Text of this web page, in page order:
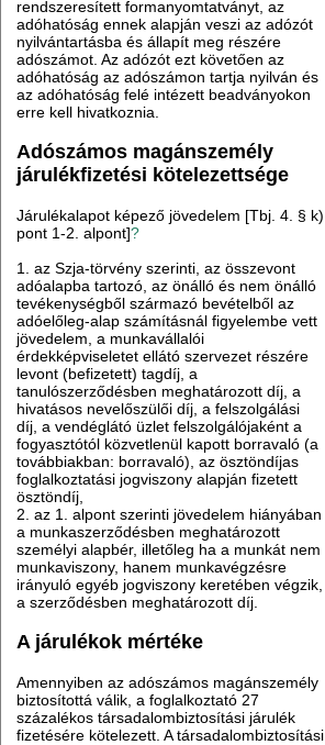
rendszeresített formanyomtatványt, az
adóhatóság ennek alapján veszi az adózót
nyilvántartásba és állapít meg részére
adószámot. Az adózót ezt követően az
adóhatóság az adószámon tartja nyilván és
az adóhatóság felé intézett beadványokon
erre kell hivatkoznia.
Adószámos magánszemély
járulékfizetési kötelezettsége
Járulékalapot képező jövedelem [Tbj. 4. § k)
pont 1-2. alpont]?
1. az Szja-törvény szerinti, az összevont
adóalapba tartozó, az önálló és nem önálló
tevékenységből származó bevételből az
adóelőleg-alap számításnál figyelembe vett
jövedelem, a munkavállalói
érdekképviseletet ellátó szervezet részére
levont (befizetett) tagdíj, a
tanulószerződésben meghatározott díj, a
hivatásos nevelőszülői díj, a felszolgálási
díj, a vendéglátó üzlet felszolgálójaként a
fogyasztótól közvetlenül kapott borravaló (a
továbbiakban: borravaló), az ösztöndíjas
foglalkoztatási jogviszony alapján fizetett
ösztöndíj,
2. az 1. alpont szerinti jövedelem hiányában
a munkaszerződésben meghatározott
személyi alapbér, illetőleg ha a munkát nem
munkaviszony, hanem munkavégzésre
irányuló egyéb jogviszony keretében végzik,
a szerződésben meghatározott díj.
A járulékok mértéke
Amennyiben az adószámos magánszemély
biztosítottá válik, a foglalkoztató 27
százalékos társadalombiztosítási járulék
fizetésére kötelezett. A társadalombiztosítási